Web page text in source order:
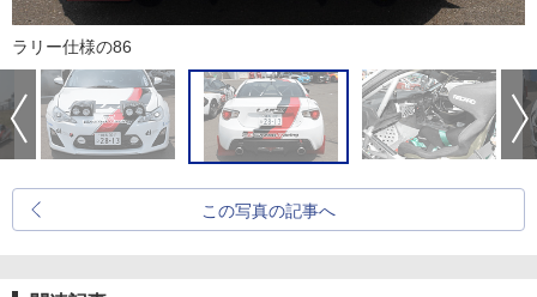
ラリー仕様の86
この写真の記事へ